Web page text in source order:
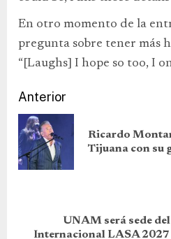
En otro momento de la
pregunta sobre tener más
“[Laughs] I hope so too, I
Anterior
Ricardo
Tijuana con su
UNAM será sede
Internacional LASA 2027